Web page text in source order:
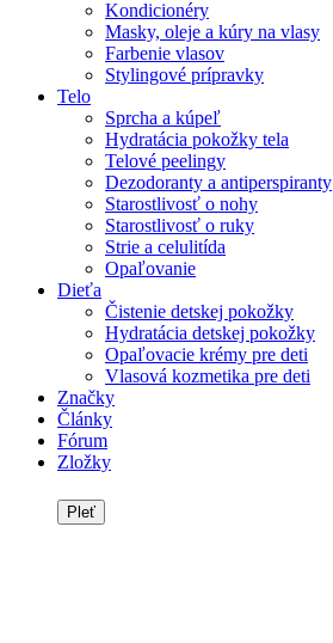
Kondicionéry
Masky, oleje a kúry na vlasy
Farbenie vlasov
Stylingové prípravky
Telo
Sprcha a kúpeľ
Hydratácia pokožky tela
Telové peelingy
Dezodoranty a antiperspiranty
Starostlivosť o nohy
Starostlivosť o ruky
Strie a celulitída
Opaľovanie
Dieťa
Čistenie detskej pokožky
Hydratácia detskej pokožky
Opaľovacie krémy pre deti
Vlasová kozmetika pre deti
Značky
Články
Fórum
Zložky
Pleť